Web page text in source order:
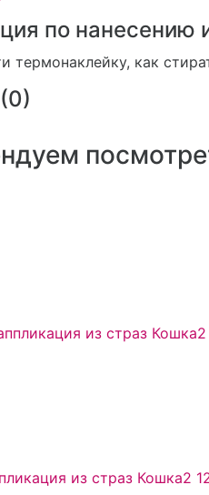
по нанесению
0)
из страз Кошка2